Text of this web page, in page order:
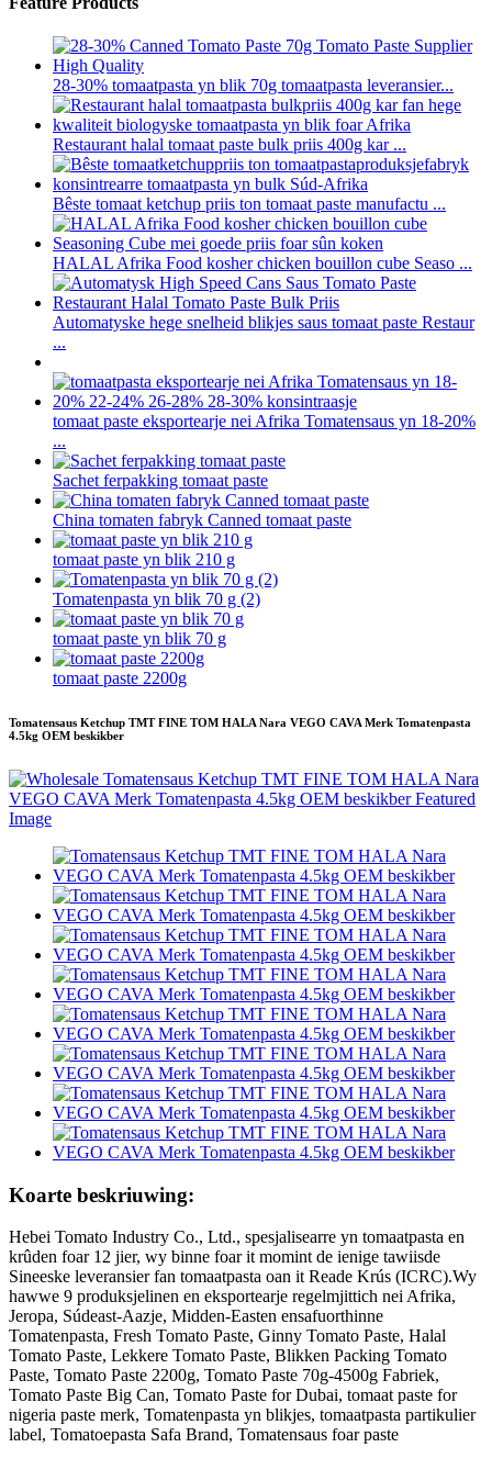
28-30% tomaatpasta yn blik 70g tomaatpasta leveransier...
Restaurant halal tomaat paste bulk priis 400g kar ...
Bêste tomaat ketchup priis ton tomaat paste manufactu ...
HALAL Afrika Food kosher chicken bouillon cube Seaso ...
Automatyske hege snelheid blikjes saus tomaat paste Restaur
...
tomaat paste eksportearje nei Afrika Tomatensaus yn 18-20%
...
Sachet ferpakking tomaat paste
China tomaten fabryk Canned tomaat paste
tomaat paste yn blik 210 g
Tomatenpasta yn blik 70 g (2)
tomaat paste yn blik 70 g
tomaat paste 2200g
Tomatensaus Ketchup TMT FINE TOM HALA Nara VEGO CAVA Merk Tomatenpasta
4.5kg OEM beskikber
Koarte beskriuwing:
Hebei Tomato Industry Co., Ltd., spesjalisearre yn tomaatpasta en
krûden foar 12 jier, wy binne foar it momint de ienige tawiisde
Sineeske leveransier fan tomaatpasta oan it Reade Krús (ICRC).Wy
hawwe 9 produksjelinen en eksportearje regelmjittich nei Afrika,
Jeropa, Súdeast-Aazje, Midden-Easten ensafuorthinne
Tomatenpasta, Fresh Tomato Paste, Ginny Tomato Paste, Halal
Tomato Paste, Lekkere Tomato Paste, Blikken Packing Tomato
Paste, Tomato Paste 2200g, Tomato Paste 70g-4500g Fabriek,
Tomato Paste Big Can, Tomato Paste for Dubai, tomaat paste for
nigeria paste merk, Tomatenpasta yn blikjes, tomaatpasta partikulier
label, Tomatoepasta Safa Brand, Tomatensaus foar paste